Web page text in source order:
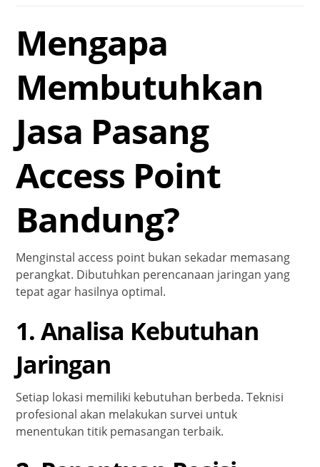
Mengapa
Membutuhkan
Jasa Pasang
Access Point
Bandung?
Menginstal access point bukan sekadar memasang
perangkat. Dibutuhkan perencanaan jaringan yang
tepat agar hasilnya optimal.
1. Analisa Kebutuhan
Jaringan
Setiap lokasi memiliki kebutuhan berbeda. Teknisi
profesional akan melakukan survei untuk
menentukan titik pemasangan terbaik.